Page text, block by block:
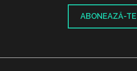
ABONEAZĂ-TE